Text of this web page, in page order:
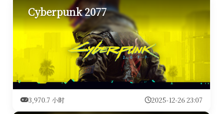
Cyberpunk 2077
3,970.7 小时 2025-12-26 23:07